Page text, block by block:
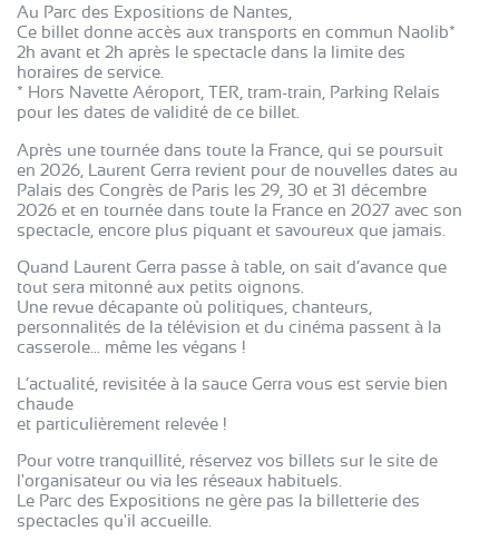
Au Parc des Expositions de Nantes,
Ce billet donne accès aux transports en commun Naolib*
2h avant et 2h après le spectacle dans la limite des
horaires de service.
* Hors Navette Aéroport, TER, tram-train, Parking Relais
pour les dates de validité de ce billet.
Après une tournée dans toute la France, qui se poursuit
en 2026, Laurent Gerra revient pour de nouvelles dates au
Palais des Congrès de Paris les 29, 30 et 31 décembre
2026 et en tournée dans toute la France en 2027 avec son
spectacle, encore plus piquant et savoureux que jamais.
Quand Laurent Gerra passe à table, on sait d’avance que
tout sera mitonné aux petits oignons.
Une revue décapante où politiques, chanteurs,
personnalités de la télévision et du cinéma passent à la
casserole… même les végans !
L’actualité, revisitée à la sauce Gerra vous est servie bien
chaude
et particulièrement relevée !
Pour votre tranquillité, réservez vos billets sur le site de
l'organisateur ou via les réseaux habituels.
Le Parc des Expositions ne gère pas la billetterie des
spectacles qu'il accueille.